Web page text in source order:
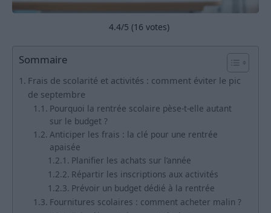
4.4/5 (16 votes)
Sommaire
Frais de scolarité et activités : comment éviter le pic
de septembre
Pourquoi la rentrée scolaire pèse-t-elle autant
sur le budget ?
Anticiper les frais : la clé pour une rentrée
apaisée
Planifier les achats sur l’année
Répartir les inscriptions aux activités
Prévoir un budget dédié à la rentrée
Fournitures scolaires : comment acheter malin ?